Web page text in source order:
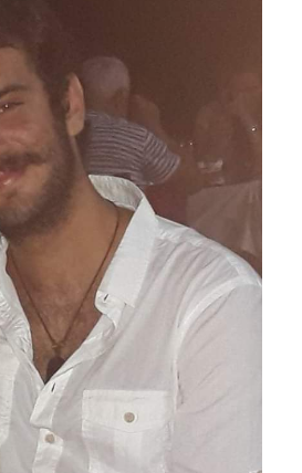
Asayiş